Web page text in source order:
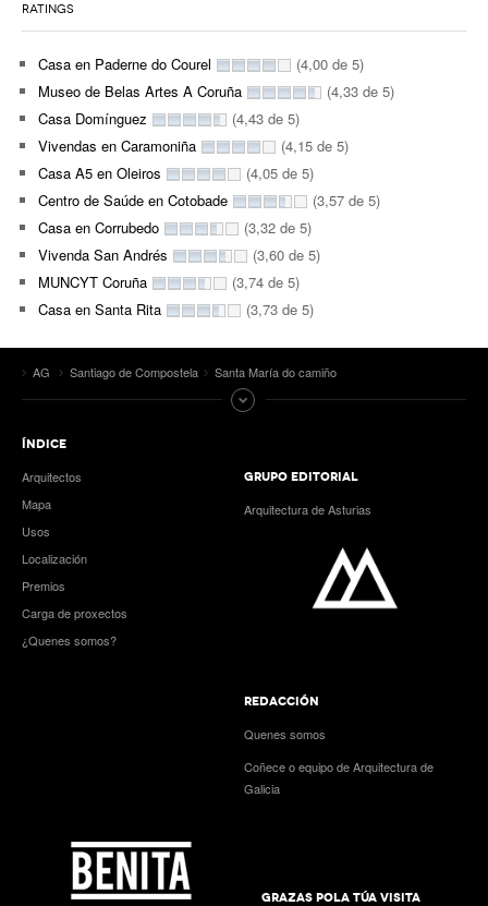
RATINGS
Casa en Paderne do Courel
(4,00 de 5)
Museo de Belas Artes A Coruña
(4,33 de 5)
Casa Domínguez
(4,43 de 5)
Vivendas en Caramoniña
(4,15 de 5)
Casa A5 en Oleiros
(4,05 de 5)
Centro de Saúde en Cotobade
(3,57 de 5)
Casa en Corrubedo
(3,32 de 5)
Vivenda San Andrés
(3,60 de 5)
MUNCYT Coruña
(3,74 de 5)
Casa en Santa Rita
(3,73 de 5)
AG Santiago de Compostela Santa María do camiño
ÍNDICE
Arquitectos
Mapa
Usos
Localización
Premios
Carga de proxectos
¿Quenes somos?
GRUPO EDITORIAL
Arquitectura de Asturias
REDACCIÓN
Quenes somos
Coñece o equipo de Arquitectura de
Galicia
GRAZAS POLA TÚA VISITA